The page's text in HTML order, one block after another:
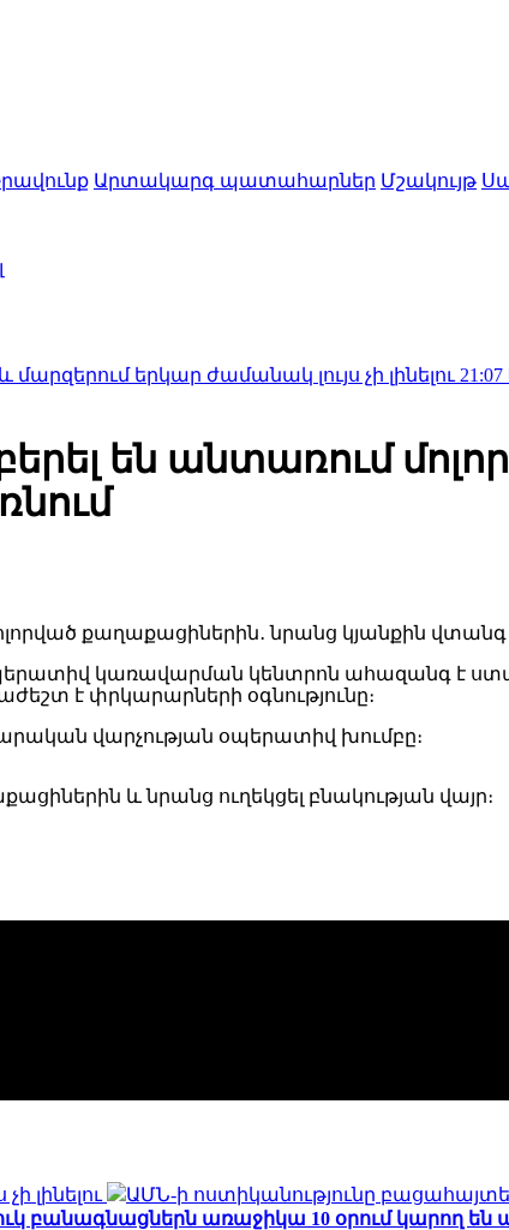
Արտակարգ պատահարներ Մշակույթ
երկար ժամանակ լույս չի լինելու21:07 ԱՄՆ-ի
են անտառում
օպերատիվ կառավարման կենտրոն ահազանգ է
է փրկարարների օգնությունը։
վարչության օպերատիվ խումբը։
և նրանց ուղեկցել բնակության վայր։
լինելու
ԱՄՆ-ի ոստիկանությունը
բանագնացներն առաջիկա 10 օրում կարող են